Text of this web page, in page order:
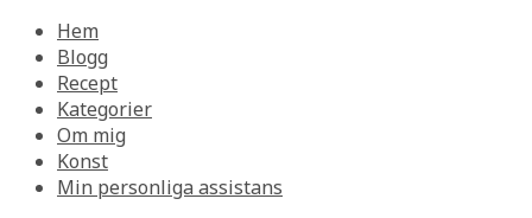
Hem
Blogg
Recept
Kategorier
Om mig
Konst
Min personliga assistans